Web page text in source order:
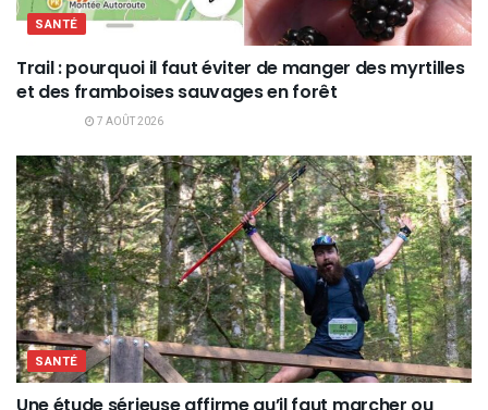
SANTÉ
Trail : pourquoi il faut éviter de manger des myrtilles
et des framboises sauvages en forêt
7 AOÛT 2026
SANTÉ